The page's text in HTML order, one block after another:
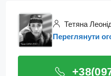
Тетяна
Переглянути